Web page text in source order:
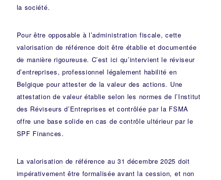
la société.
Pour être opposable à l’administration fiscale, cette
valorisation de référence doit être établie et documentée
de manière rigoureuse. C’est ici qu’intervient le réviseur
d’entreprises, professionnel légalement habilité en
Belgique pour attester de la valeur des actions. Une
attestation de valeur établie selon les normes de l’Institut
des Réviseurs d’Entreprises et contrôlée par la FSMA
offre une base solide en cas de contrôle ultérieur par le
SPF Finances.
La valorisation de référence au 31 décembre 2025 doit
impérativement être formalisée avant la cession, et non